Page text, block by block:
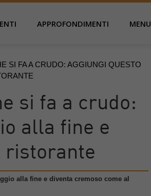
APPROFONDIMENTI MENU
SI FA A CRUDO: AGGIUNGI QUESTO
si fa a crudo:
alla fine e
ristorante
alla fine e diventa cremoso come al